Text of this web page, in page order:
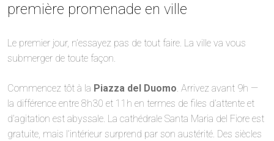
première promenade en ville
Le premier jour, n’essayez pas de tout faire. La ville va vous
submerger de toute façon.
Commencez tôt à la Piazza del Duomo. Arrivez avant 9h —
la différence entre 8h30 et 11h en termes de files d’attente et
d’agitation est abyssale. La cathédrale Santa Maria del Fiore est
gratuite, mais l’intérieur surprend par son austérité. Des siècles